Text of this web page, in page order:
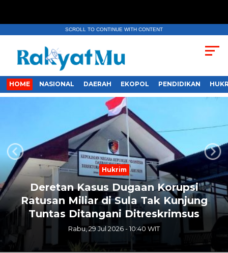
SCROLL TO CONTINUE WITH CONTENT
HOME NASIONAL DAERAH EKOPOL PENDIDIKAN
Hukrim
Deretan Kasus Dugaan Korupsi
Ratusan Miliar di Sula Tak Kunjung
Tuntas Ditangani Ditreskrimsus
Rabu, 29 Jul 2026 - 10:40 WIT
Previous Next